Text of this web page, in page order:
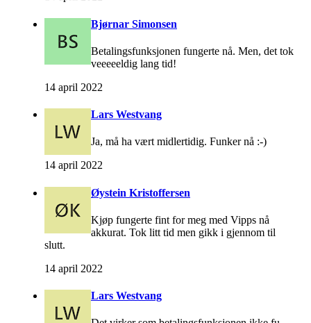
Bjørnar Simonsen
Betalingsfunksjonen fungerte nå. Men, det tok
veeeeeldig lang tid!
14 april 2022
Lars Westvang
Ja, må ha vært midlertidig. Funker nå :-)
14 april 2022
Øystein Kristoffersen
Kjøp fungerte fint for meg med Vipps nå
akkurat. Tok litt tid men gikk i gjennom til
slutt.
14 april 2022
Lars Westvang